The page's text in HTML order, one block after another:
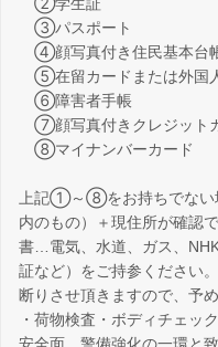
②学生証
③パスポート
④顔写真付き住民基本台帳
⑤在留カードまたは外国
⑥障害者手帳
⑦顔写真付きクレジット
⑧マイナンバーカード
上記①～⑧をお持ちでない
内のもの）＋現住所が確認
書…電気、水道、ガス、
証など）をご持参ください
断りさせ頂きますので、予
・荷物検査・ボディチェッ